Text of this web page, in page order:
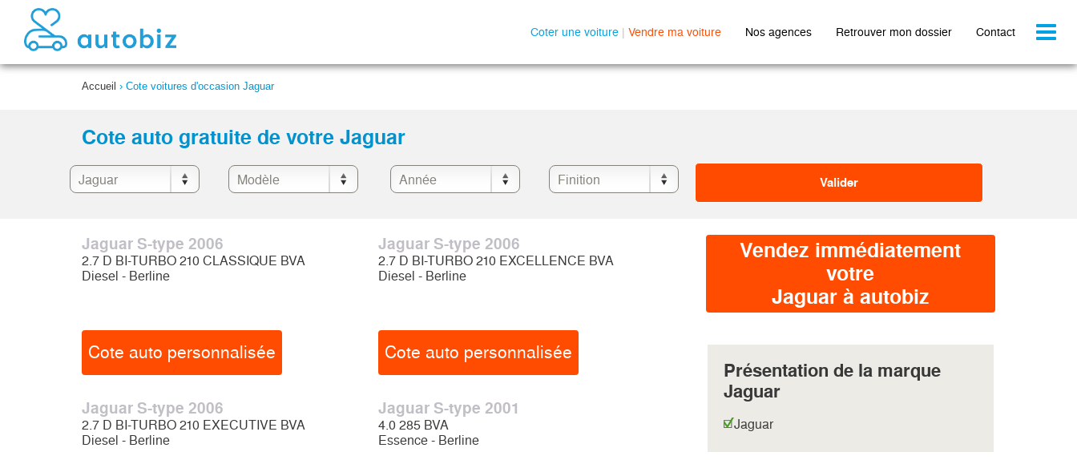
Coter une voiture | Vendre ma voiture Nos agences Retrouver mon dossier Contact
Accueil › Cote voitures d'occasion Jaguar
Cote auto gratuite de votre Jaguar
Jaguar S-type 2006
2.7 D BI-TURBO 210 CLASSIQUE BVA
Diesel - Berline
Cote auto personnalisée
Jaguar S-type 2006
2.7 D BI-TURBO 210 EXCELLENCE BVA
Diesel - Berline
Cote auto personnalisée
Jaguar S-type 2006
2.7 D BI-TURBO 210 EXECUTIVE BVA
Diesel - Berline
Jaguar S-type 2001
4.0 285 BVA
Essence - Berline
Vendez immédiatement
votre
Jaguar à autobiz
Présentation de la marque
Jaguar
Jaguar